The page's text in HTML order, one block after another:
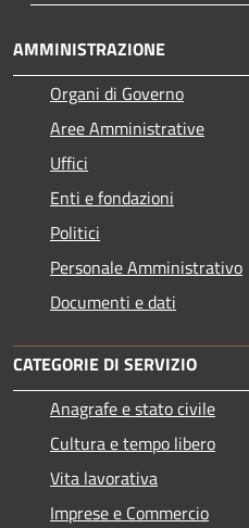
AMMINISTRAZIONE
Organi di Governo
Aree Amministrative
Uffici
Enti e fondazioni
Politici
Personale Amministrativo
Documenti e dati
CATEGORIE DI SERVIZIO
Anagrafe e stato civile
Cultura e tempo libero
Vita lavorativa
Imprese e Commercio